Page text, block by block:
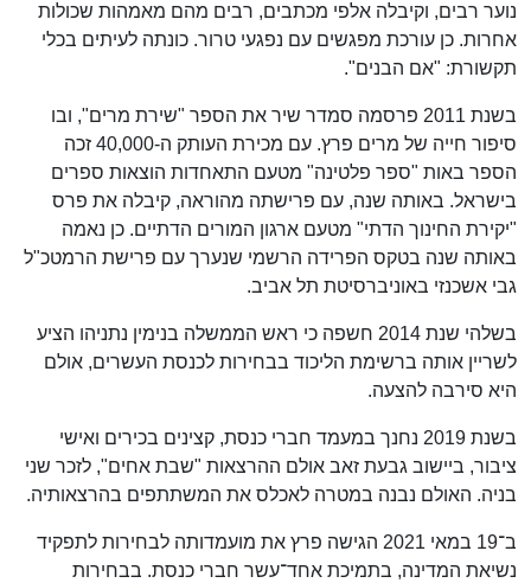
נוער רבים, וקיבלה אלפי מכתבים, רבים מהם מאמהות שכולות
אחרות. כן עורכת מפגשים עם נפגעי טרור. כונתה לעיתים בכלי
תקשורת: "אם הבנים".
בשנת 2011 פרסמה סמדר שיר את הספר "שירת מרים", ובו
סיפור חייה של מרים פרץ. עם מכירת העותק ה-40,000 זכה
הספר באות "ספר פלטינה" מטעם התאחדות הוצאות ספרים
בישראל. באותה שנה, עם פרישתה מהוראה, קיבלה את פרס
"יקירת החינוך הדתי" מטעם ארגון המורים הדתיים. כן נאמה
באותה שנה בטקס הפרידה הרשמי שנערך עם פרישת הרמטכ"ל
גבי אשכנזי באוניברסיטת תל אביב.
בשלהי שנת 2014 חשפה כי ראש הממשלה בנימין נתניהו הציע
לשריין אותה ברשימת הליכוד בבחירות לכנסת העשרים, אולם
היא סירבה להצעה.
בשנת 2019 נחנך במעמד חברי כנסת, קצינים בכירים ואישי
ציבור, ביישוב גבעת זאב אולם ההרצאות "שבת אחים", לזכר שני
בניה. האולם נבנה במטרה לאכלס את המשתתפים בהרצאותיה.
ב־19 במאי 2021 הגישה פרץ את מועמדותה לבחירות לתפקיד
נשיאת המדינה, בתמיכת אחד־עשר חברי כנסת. בבחירות